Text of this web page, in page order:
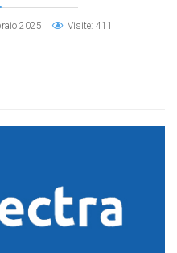
2025 Visite: 411